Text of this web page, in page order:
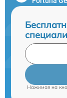
Нажимая на